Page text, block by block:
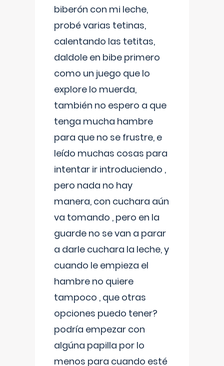
biberón con mi leche,
probé varias tetinas,
calentando las tetitas,
daldole en bibe primero
como un juego que lo
explore lo muerda,
también no espero a que
tenga mucha hambre
para que no se frustre, e
leído muchas cosas para
intentar ir introduciendo ,
pero nada no hay
manera, con cuchara aún
va tomando , pero en la
guarde no se van a parar
a darle cuchara la leche, y
cuando le empieza el
hambre no quiere
tampoco , que otras
opciones puedo tener?
podría empezar con
algúna papilla por lo
menos para cuando esté